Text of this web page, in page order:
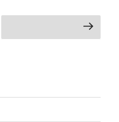
Siguiente página